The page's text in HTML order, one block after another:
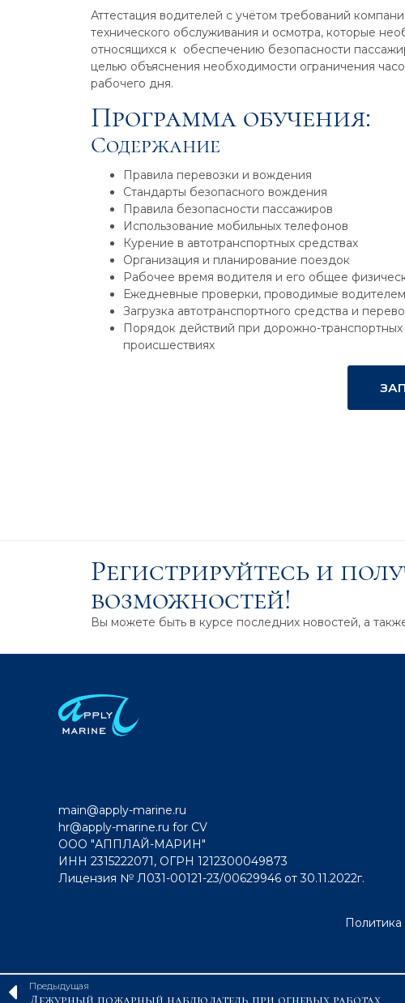
Аттестация водителей с учётом требований
технического обслуживания и осмотра, которые
относящихся к обеспечению безопасности
целью объяснения необходимости ограничения
рабочего дня.
Программа обучения:
Содержание
Правила перевозки и вождения
Стандарты безопасного вождения
Правила безопасности пассажиров
Использование мобильных телефонов
Курение в автотранспортных средствах
Организация и планирование поездок
Рабочее время водителя и его общее
Ежедневные проверки, проводимые водителем
Загрузка автотранспортного средства и
Порядок действий при дорожно-
происшествиях
Предыдущая
Дежурный пожарный наблюдатель при огневых работах
Регистрируйтесь и
возможностей!
Вы можете быть в курсе последних новостей, а
main@apply-marine.ru
hr@apply-marine.ru for CV
ООО "АППЛАЙ-МАРИН"
ИНН 2315222071, ОГРН 1212300049873
Лицензия № Л031-00121-23/00629946 от 30.11.2022г.